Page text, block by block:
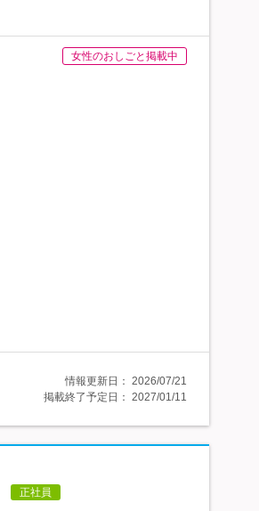
女性のおしごと掲載中
情報更新日： 2026/07/21
掲載終了予定日： 2027/01/11
正社員